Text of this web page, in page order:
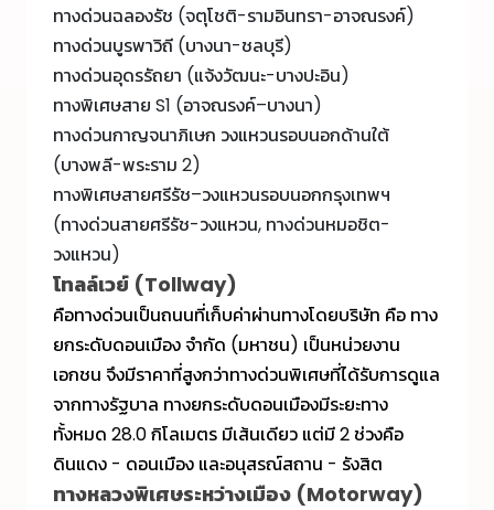
ทางด่วนฉลองรัช (จตุโชติ-รามอินทรา-อาจณรงค์)
ทางด่วนบูรพาวิถี (บางนา-ชลบุรี)
ทางด่วนอุดรรัถยา (แจ้งวัฒนะ-บางปะอิน)
ทางพิเศษสาย S1 (อาจณรงค์–บางนา)
ทางด่วนกาญจนาภิเษก วงแหวนรอบนอกด้านใต้
(บางพลี-พระราม 2)
ทางพิเศษสายศรีรัช–วงแหวนรอบนอกกรุงเทพฯ
(ทางด่วนสายศรีรัช-วงแหวน, ทางด่วนหมอชิต-
วงแหวน)
โทลล์เวย์ (Tollway)
คือทางด่วนเป็นถนนที่เก็บค่าผ่านทางโดยบริษัท คือ ทาง
ยกระดับดอนเมือง จำกัด (มหาชน) เป็นหน่วยงาน
เอกชน จึงมีราคาที่สูงกว่าทางด่วนพิเศษที่ได้รับการดูแล
จากทางรัฐบาล ทางยกระดับดอนเมืองมีระยะทาง
ทั้งหมด 28.0 กิโลเมตร มีเส้นเดียว แต่มี 2 ช่วงคือ
ดินแดง - ดอนเมือง และอนุสรณ์สถาน - รังสิต
ทางหลวงพิเศษระหว่างเมือง (Motorway)